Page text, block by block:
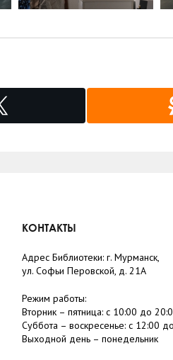
КОНТАКТЫ
Адрес Библиотеки: г. Мурманск,
ул. Софьи Перовской, д. 21А
Режим работы:
Вторник – пятница: с 10:00 до
Суббота – воскресенье: c 12:00
Выходной день – понедельник